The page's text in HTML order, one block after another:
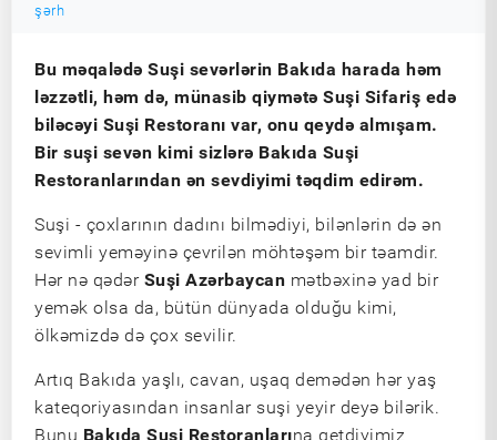
şərh
Bu məqalədə Suşi sevərlərin Bakıda harada həm
ləzzətli, həm də, münasib qiymətə Suşi Sifariş edə
biləcəyi Suşi Restoranı var, onu qeydə almışam.
Bir suşi sevən kimi sizlərə Bakıda Suşi
Restoranlarından ən sevdiyimi təqdim edirəm.
Suşi - çoxlarının dadını bilmədiyi, bilənlərin də ən
sevimli yeməyinə çevrilən möhtəşəm bir təamdir.
Hər nə qədər Suşi Azərbaycan mətbəxinə yad bir
yemək olsa da, bütün dünyada olduğu kimi,
ölkəmizdə də çox sevilir.
Artıq Bakıda yaşlı, cavan, uşaq demədən hər yaş
kateqoriyasından insanlar suşi yeyir deyə bilərik.
Bunu Bakıda Suşi Restoranlarına getdiyimiz